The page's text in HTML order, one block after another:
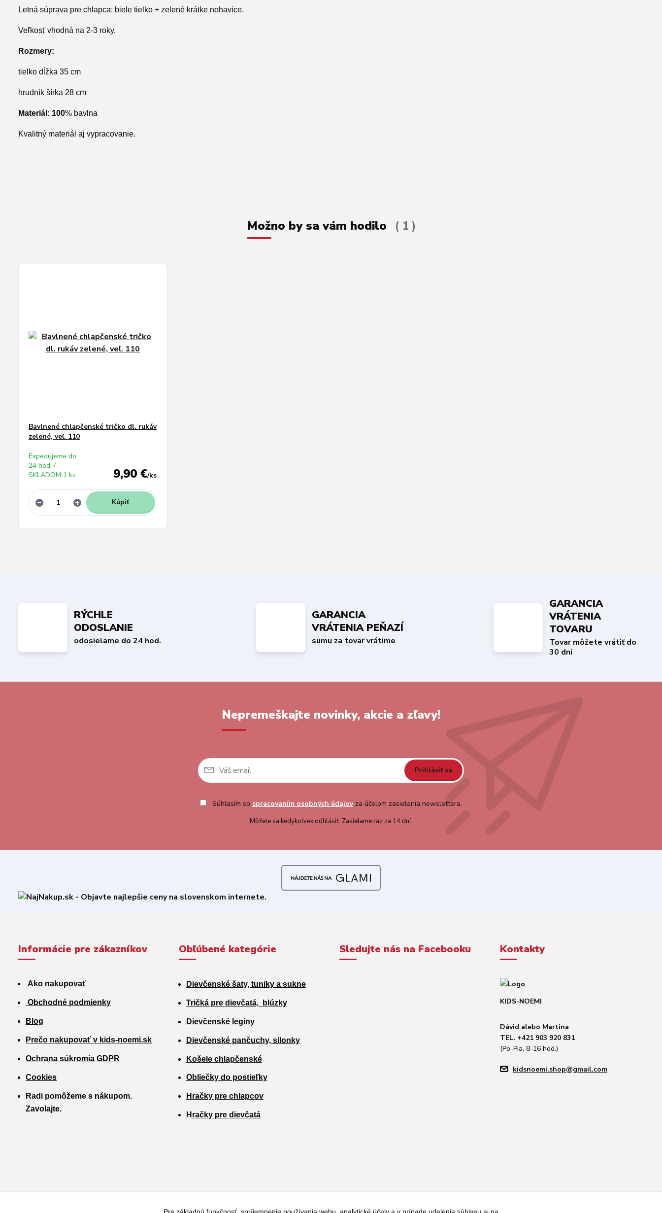
Letná súprava pre chlapca: biele tielko + zelené krátke nohavice.
Veľkosť vhodná na 2-3 roky.
Rozmery:
tielko dĺžka 35 cm
hrudník šírka 28 cm
Materiál: 100% bavlna
Kvalitný materiál aj vypracovanie.
Možno by sa vám hodilo 1
Bavlnené chlapčenské tričko dl. rukáv
zelené, veľ. 110
9,90 €/ks
Expedujeme do
24 hod. /
SKLADOM 1 ks
Kúpiť
RÝCHLE
ODOSLANIE
odosielame do 24 hod.
GARANCIA
VRÁTENIA PEŇAZÍ
sumu za tovar vrátime
GARANCIA
VRÁTENIA
TOVARU
Tovar môžete vrátiť do
30 dní
Nepremeškajte novinky, akcie a zľavy!
Prihlásiť sa
Súhlasím so spracovaním osobných údajovza účelom zasielania newslettera.
Môžete sa kedykoľvek odhlásiť. Zasielame raz za 14 dní.
Informácie pre zákazníkov
Ako nakupovať
Obchodné podmienky
Blog
Prečo nakupovať v kids-noemi.sk
Ochrana súkromia GDPR
Cookies
Radi pomôžeme s nákupom.
Zavolajte.
Obľúbené kategórie
Dievčenské šaty, tuniky a sukne
Tričká pre dievčatá, blúzky
Dievčenské legíny
Dievčenské pančuchy, silonky
Košele chlapčenské
Obliečky do postieľky
Hračky pre chlapcov
H račky pre dievčatá
Sledujte nás na Facebooku Kontakty
KIDS-NOEMI
Dávid alebo Martina
TEL. +421 903 920 831
(Po-Pia, 8-16 hod.)
kidsnoemi.shop@gmail.com